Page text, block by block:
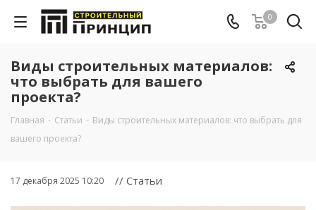
0
Виды строительных материалов:
что выбрать для вашего
проекта?
Главная - Cтатьи - Виды строительных материалов: что выбрать для
вашего проекта?
17 декабря 2025 10:20 // Статьи